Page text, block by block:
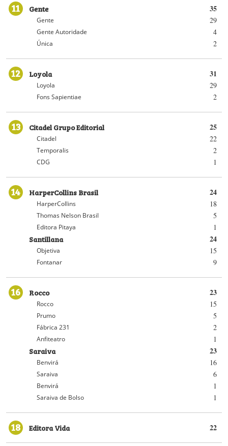
11 35
Gente
29
Gente
4
Gente Autoridade
2
Única
12 31
Loyola
29
Loyola
2
Fons Sapientiae
13 25
Citadel Grupo Editorial
22
Citadel
2
Temporalis
1
CDG
14 24
HarperCollins Brasil
18
HarperCollins
5
Thomas Nelson Brasil
1
Editora Pitaya
24
Santillana
15
Objetiva
9
Fontanar
16 23
Rocco
15
Rocco
5
Prumo
2
Fábrica 231
1
Anfiteatro
23
Saraiva
16
Benvirá
6
Saraiva
1
Benvirá
1
Saraiva de Bolso
18 22
Editora Vida